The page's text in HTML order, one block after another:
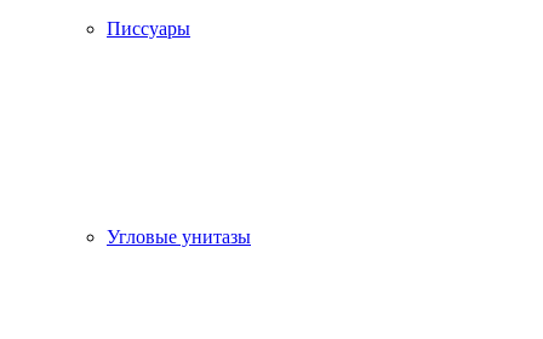
Писсуары
Угловые унитазы